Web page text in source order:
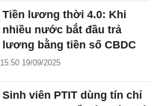
Tiền lương thời 4.0: Khi
nhiều nước bắt đầu trả
lương bằng tiền số CBDC
15:50 19/09/2025
Sinh viên PTIT dùng tín chỉ